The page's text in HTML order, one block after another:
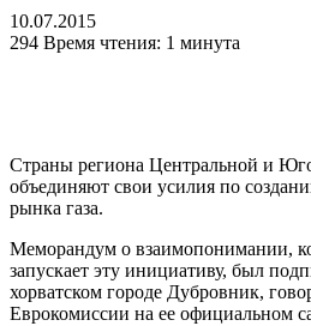
10.07.2015
294 Время чтения: 1 минута
Страны региона Центральной и
объединяют свои усилия по
рынка газа.
Меморандум о взаимопонимании,
запускает эту инициативу, был
хорватском городе Дубровник,
Еврокомиссии на ее официальном